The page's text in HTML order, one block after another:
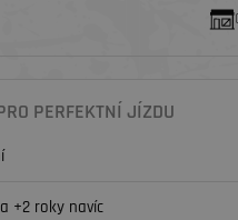
PERFEKTNÍ JÍZDU
+2 roky navíc